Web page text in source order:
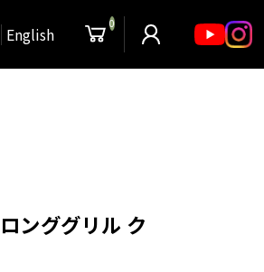
English
0
ンググリル ク